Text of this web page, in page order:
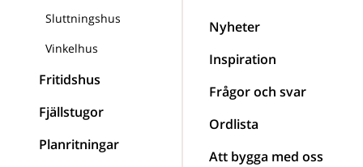
Sluttningshus
Vinkelhus
Fritidshus
Fjällstugor
Planritningar
Nyheter
Inspiration
Frågor och svar
Ordlista
Att bygga med oss